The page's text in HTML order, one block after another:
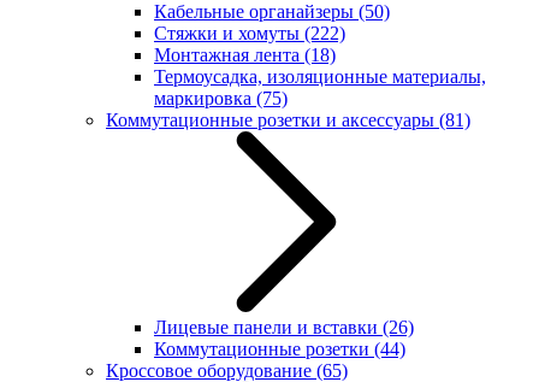
Кабельные органайзеры (50)
Стяжки и хомуты (222)
Монтажная лента (18)
Термоусадка, изоляционные материалы,
маркировка (75)
Коммутационные розетки и аксессуары (81)
Лицевые панели и вставки (26)
Коммутационные розетки (44)
Кроссовое оборудование (65)